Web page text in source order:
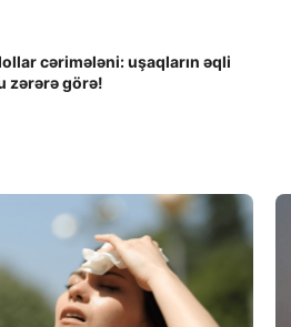
cərimələni: uşaqların əqli
zərərə görə!